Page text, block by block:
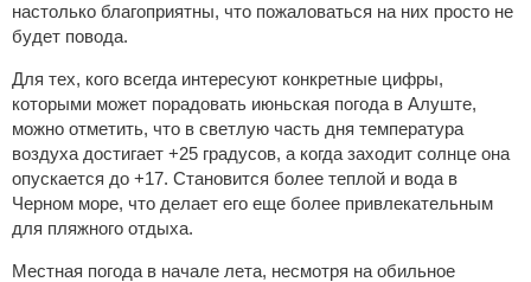
настолько благоприятны, что пожаловаться на них просто не
будет повода.
Для тех, кого всегда интересуют конкретные цифры,
которыми может порадовать июньская погода в Алуште,
можно отметить, что в светлую часть дня температура
воздуха достигает +25 градусов, а когда заходит солнце она
опускается до +17. Становится более теплой и вода в
Черном море, что делает его еще более привлекательным
для пляжного отдыха.
Местная погода в начале лета, несмотря на обильное